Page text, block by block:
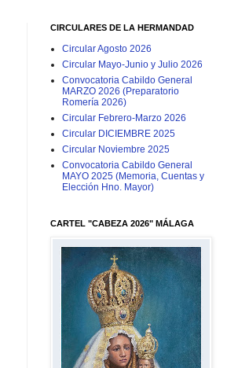
CIRCULARES DE LA HERMANDAD
Circular Agosto 2026
Circular Mayo-Junio y Julio 2026
Convocatoria Cabildo General
MARZO 2026 (Preparatorio
Romería 2026)
Circular Febrero-Marzo 2026
Circular DICIEMBRE 2025
Circular Noviembre 2025
Convocatoria Cabildo General
MAYO 2025 (Memoria, Cuentas y
Elección Hno. Mayor)
CARTEL "CABEZA 2026" MÁLAGA